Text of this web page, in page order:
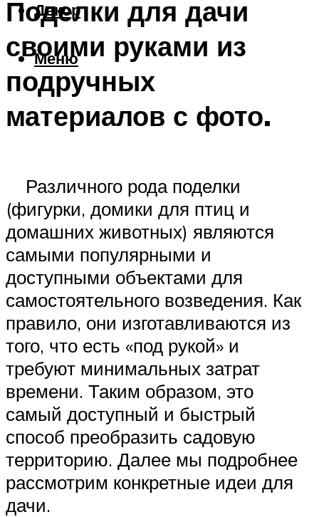
Декор
Меню
Поделки для дачи
своими руками из
подручных
материалов с фото.
Различного рода поделки
(фигурки, домики для птиц и
домашних животных) являются
самыми популярными и
доступными объектами для
самостоятельного возведения. Как
правило, они изготавливаются из
того, что есть «под рукой» и
требуют минимальных затрат
времени. Таким образом, это
самый доступный и быстрый
способ преобразить садовую
территорию. Далее мы подробнее
рассмотрим конкретные идеи для
дачи.